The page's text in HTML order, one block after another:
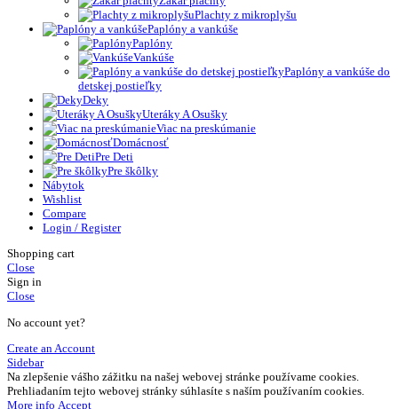
Plachty z mikroplyšu
Paplóny a vankúše
Paplóny
Vankúše
Paplóny a vankúše do
detskej postieľky
Deky
Uteráky A Osušky
Viac na preskúmanie
Domácnosť
Pre Deti
Pre škôlky
Nábytok
Wishlist
Compare
Login / Register
Shopping cart
Close
Sign in
Close
No account yet?
Create an Account
Sidebar
Na zlepšenie vášho zážitku na našej webovej stránke používame cookies.
Prehliadaním tejto webovej stránky súhlasíte s naším používaním cookies.
More info More
Accept